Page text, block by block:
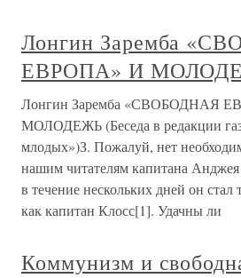
Лонгин Заремба
ЕВРОПА» И
Лонгин Заремба «СВОБОДНАЯ
МОЛОДЕЖЬ (Беседа в редакции
млодых»)З. Пожалуй, нет
нашим читателям капитана
в течение нескольких дней он
как капитан Клосс[1]. Удачны ли
Коммунизм и